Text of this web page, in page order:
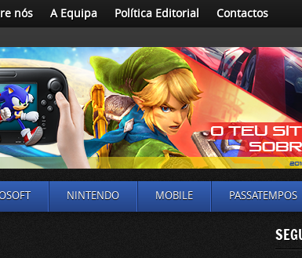
nós A Equipa Política Editorial Contactos
NINTENDO MOBILE PASSATEMPOS